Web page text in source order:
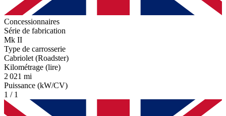
Concessionnaires
Série de fabrication
Mk II
Type de carrosserie
Cabriolet (Roadster)
Kilométrage (lire)
2 021 mi
Puissance (kW/CV)
1 / 1